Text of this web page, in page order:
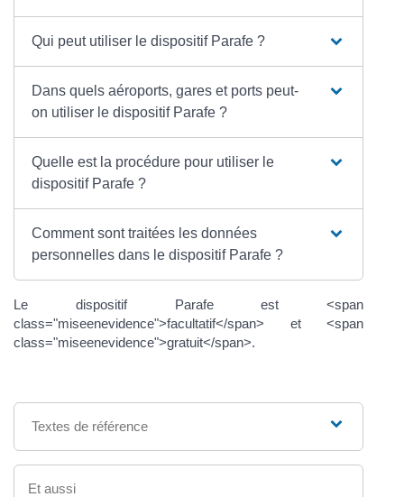
Qui peut utiliser le dispositif Parafe ?
Dans quels aéroports, gares et ports peut-
on utiliser le dispositif Parafe ?
Quelle est la procédure pour utiliser le
dispositif Parafe ?
Comment sont traitées les données
personnelles dans le dispositif Parafe ?
Le dispositif Parafe est <span
class="miseenevidence">facultatif</span> et <span
class="miseenevidence">gratuit</span>.
Textes de référence
Et aussi